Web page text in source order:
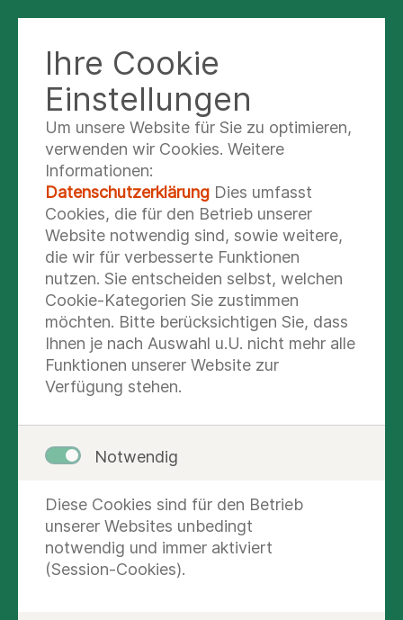
Dr. med. Susanne
Tabrizian
Oberärztin
Ihre Cookie
Einstellungen
Um unsere Website für Sie zu optimieren,
verwenden wir Cookies. Weitere
Informationen:
Datenschutzerklärung Dies umfasst
Cookies, die für den Betrieb unserer
Website notwendig sind, sowie weitere,
die wir für verbesserte Funktionen
nutzen. Sie entscheiden selbst, welchen
Cookie-Kategorien Sie zustimmen
möchten. Bitte berücksichtigen Sie, dass
Ihnen je nach Auswahl u.U. nicht mehr alle
Funktionen unserer Website zur
Verfügung stehen.
Notwendig
Diese Cookies sind für den Betrieb
unserer Websites unbedingt
notwendig und immer aktiviert
(Session-Cookies).